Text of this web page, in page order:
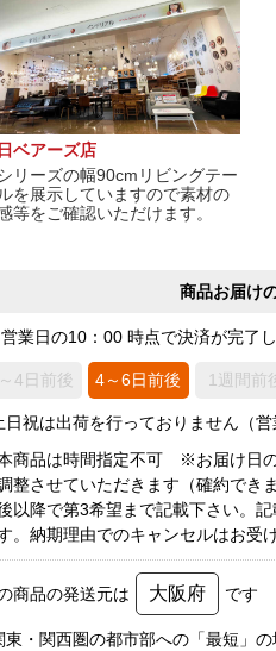
ベアーズ店
リーズの幅90cmリビングテー
を展示していますので素材の
等をご確認いただけます。
商品お届け
業日の10：00 時点で決済が完了
4日前後 4～6日前後 1週間前
日祝は出荷を行っておりません（営
商品は時間指定不可 ※お届け日の
整させていただきます（確約でき
以降で第3希望まで記載下さい。
。納期理由でのキャンセルはお受
商品の発送元は 大阪府 です
東・関西圏の都市部への「最短」の